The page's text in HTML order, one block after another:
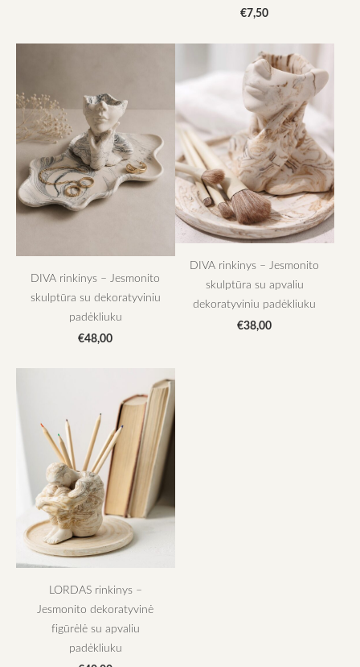
€7,50
DIVA rinkinys – Jesmonito
skulptūra su dekoratyviniu
padėkliuku
€48,00
DIVA rinkinys – Jesmonito
skulptūra su apvaliu
dekoratyviniu padėkliuku
€38,00
LORDAS rinkinys –
Jesmonito dekoratyvinė
figūrėlė su apvaliu
padėkliuku